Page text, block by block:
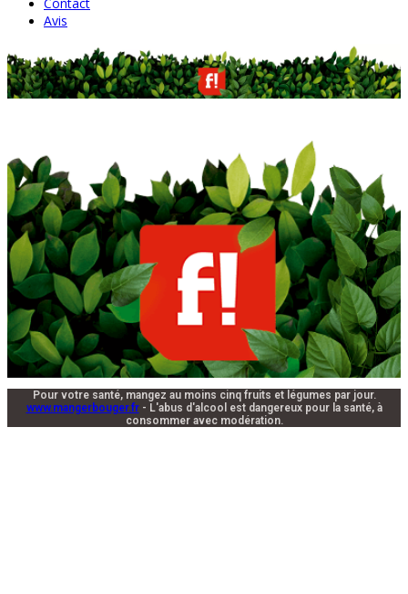
Avis
Pour votre santé, mangez au moins cinq fruits et légumes par jour.
www.mangerbouger.fr- L'abus d'alcool est dangereux pour la santé, à
consommer avec modération.